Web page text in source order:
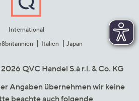
International
Italien Japan
QVC Handel S.à r.l. & Co. KG
Angaben übernehmen wir keine
beachte auch folgende